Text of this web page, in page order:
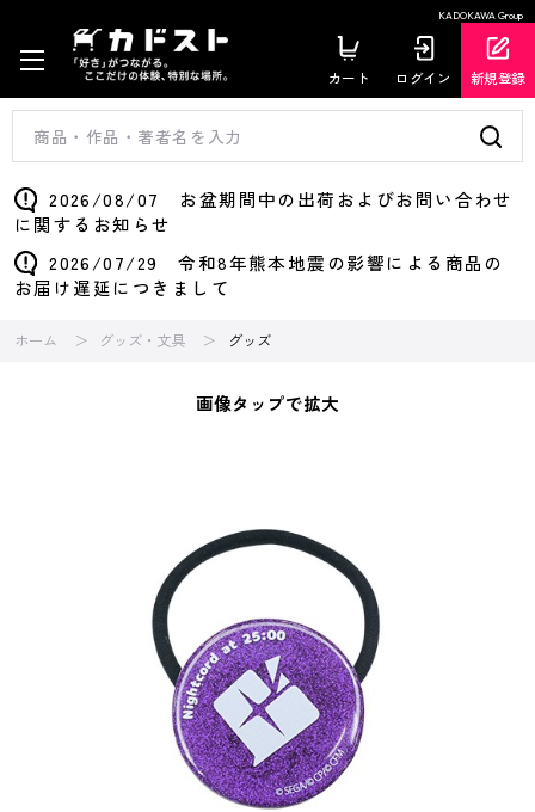
KADOKAWA Group
カート ログイン 新規登録
2026/08/07 お盆期間中の出荷およびお問い合わせ
に関するお知らせ
2026/07/29 令和8年熊本地震の影響による商品の
お届け遅延につきまして
ホーム グッズ・文具 グッズ
画像タップで拡大